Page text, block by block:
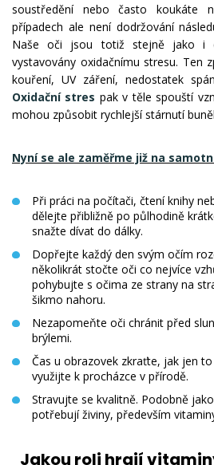
soustředění nebo často koukáte
případech ale není dodržování
Naše oči jsou totiž stejně jako i
vystavovány oxidačnímu stresu. Ten
kouření, UV záření, nedostatek
Oxidační stres pak v těle spouští
mohou způsobit rychlejší stárnutí
Nyní se ale zaměřme již na
Při práci na počítači, čtení knihy
dělejte přibližně po půlhodině
snažte dívat do dálky.
Dopřejte každý den svým očím
několikrát stočte oči co nejvíce
pohybujte s očima ze strany na
šikmo nahoru.
Nezapomeňte oči chránit před
brýlemi.
Čas u obrazovek zkraťte, jak jen
využijte k procházce v přírodě.
Stravujte se kvalitně. Podobně
potřebují živiny, především
Jakou roli hrají